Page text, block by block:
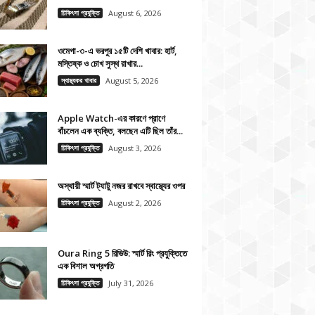
চিকিৎসা প্রযুক্তি August 6, 2026
ওমেগা-৩-এ ভরপুর ১৫টি দেশি খাবার: হার্ট,
মস্তিষ্ক ও চোখ সুস্থ রাখার...
স্বাস্থ্যকর খাবার August 5, 2026
Apple Watch-এর কারণে প্রাণে
বাঁচলেন এক ব্যক্তি, বলছেন এটি ছিল তাঁর...
চিকিৎসা প্রযুক্তি August 3, 2026
অস্থায়ী স্মার্ট ট্যাটু নজর রাখবে স্বাস্থ্যের ওপর
চিকিৎসা প্রযুক্তি August 2, 2026
Oura Ring 5 রিভিউ: স্মার্ট রিং প্রযুক্তিতে
এক বিশাল অগ্রগতি
চিকিৎসা প্রযুক্তি July 31, 2026